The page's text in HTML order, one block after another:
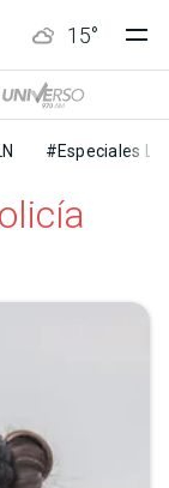
15°
#Especiales LN